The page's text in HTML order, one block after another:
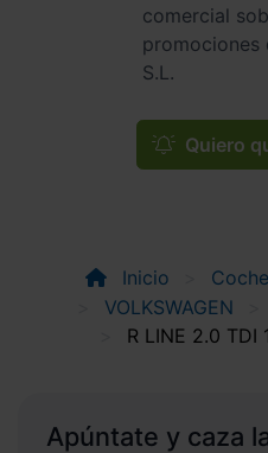
comercial
promociones
S.L.
Quiero
Inicio
VOLKSWAGEN
R LINE 2.0 TDI
Apúntate y caza